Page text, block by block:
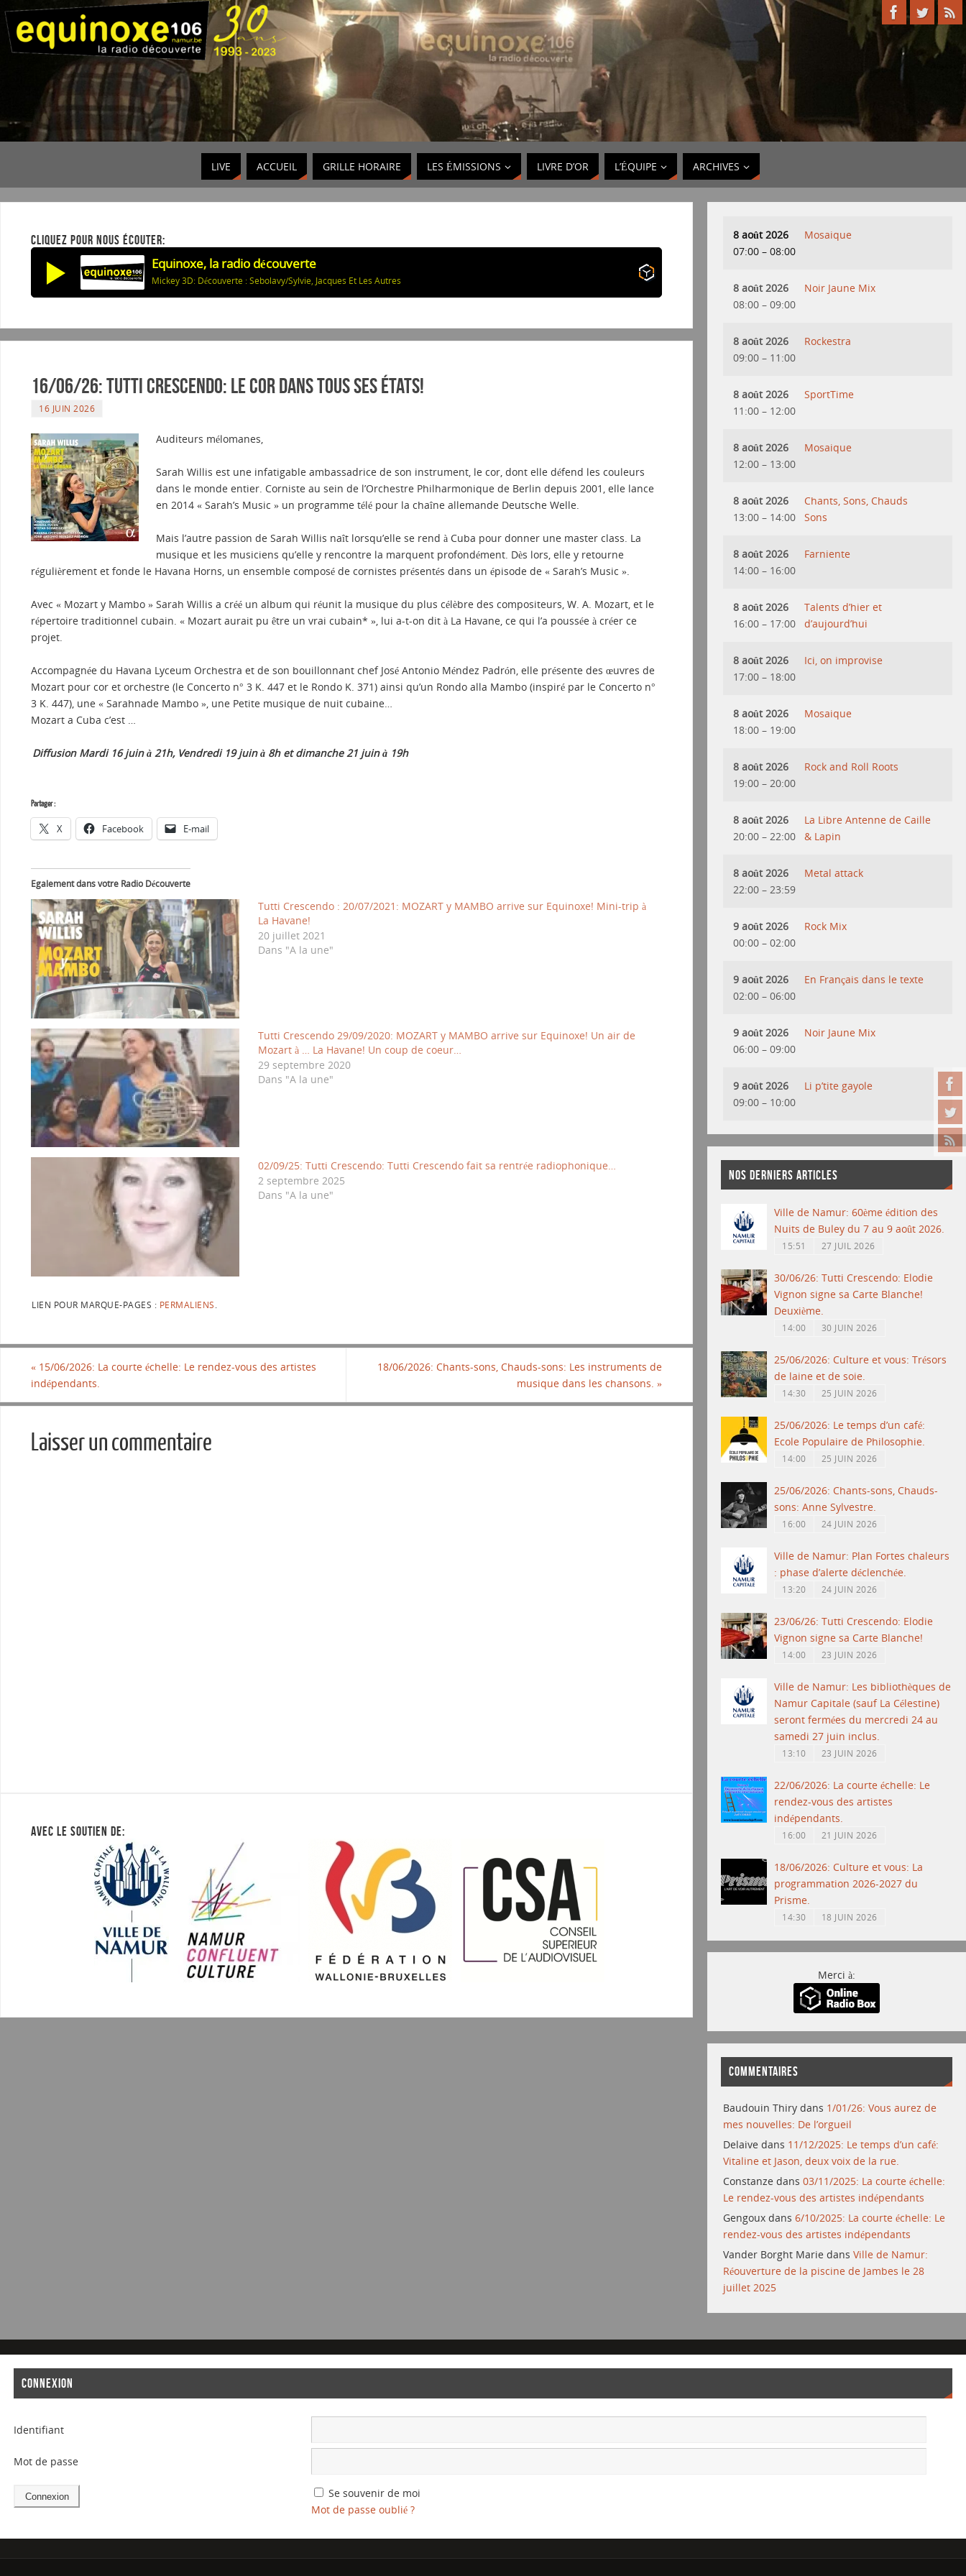
LIVE ACCUEIL GRILLE HORAIRE LES ÉMISSIONS LIVRE D’OR L’ÉQUIPE ARCHIVES
CLIQUEZ POUR NOUS ÉCOUTER:
Equinoxe, la radio découverte
Mickey 3D: Découverte : Sebolavy/Sylvie, Jacques Et Les Autres
16/06/26: Tutti Crescendo: Le cor dans tous ses états!
16 JUIN 2026
Auditeurs mélomanes,
Sarah Willis est une infatigable ambassadrice de son instrument, le cor, dont elle défend les couleurs
dans le monde entier. Corniste au sein de l’Orchestre Philharmonique de Berlin depuis 2001, elle lance
en 2014 « Sarah’s Music » un programme télé pour la chaîne allemande Deutsche Welle.
Mais l’autre passion de Sarah Willis naît lorsqu’elle se rend à Cuba pour donner une master class. La
musique et les musiciens qu’elle y rencontre la marquent profondément. Dès lors, elle y retourne
régulièrement et fonde le Havana Horns, un ensemble composé de cornistes présentés dans un épisode de « Sarah’s Music ».
Avec « Mozart y Mambo » Sarah Willis a créé un album qui réunit la musique du plus célèbre des compositeurs, W. A. Mozart, et le
répertoire traditionnel cubain. « Mozart aurait pu être un vrai cubain* », lui a-t-on dit à La Havane, ce qui l’a poussée à créer ce
projet.
Accompagnée du Havana Lyceum Orchestra et de son bouillonnant chef José Antonio Méndez Padrón, elle présente des œuvres de
Mozart pour cor et orchestre (le Concerto n° 3 K. 447 et le Rondo K. 371) ainsi qu’un Rondo alla Mambo (inspiré par le Concerto n°
3 K. 447), une « Sarahnade Mambo », une Petite musique de nuit cubaine…
Mozart a Cuba c’est …
Diffusion Mardi 16 juin à 21h, Vendredi 19 juin à 8h et dimanche 21 juin à 19h
Partager :
X Facebook E-mail
Egalement dans votre Radio Découverte
Tutti Crescendo : 20/07/2021: MOZART y MAMBO arrive sur Equinoxe! Mini-trip à
La Havane!
20 juillet 2021
Dans "A la une"
Tutti Crescendo 29/09/2020: MOZART y MAMBO arrive sur Equinoxe! Un air de
Mozart à … La Havane! Un coup de coeur…
29 septembre 2020
Dans "A la une"
02/09/25: Tutti Crescendo: Tutti Crescendo fait sa rentrée radiophonique…
2 septembre 2025
Dans "A la une"
LIEN POUR MARQUE-PAGES : PERMALIENS
« 15/06/2026: La courte échelle: Le rendez-vous des artistes
indépendants.
18/06/2026: Chants-sons, Chauds-sons: Les instruments de
musique dans les chansons. »
Laisser un commentaire
AVEC LE SOUTIEN DE:
8 août 2026
07:00 – 08:00
Mosaique
8 août 2026
08:00 – 09:00
Noir Jaune Mix
8 août 2026
09:00 – 11:00
Rockestra
8 août 2026
11:00 – 12:00
SportTime
8 août 2026
12:00 – 13:00
Mosaique
8 août 2026
13:00 – 14:00
Chants, Sons, Chauds
Sons
8 août 2026
14:00 – 16:00
Farniente
8 août 2026
16:00 – 17:00
Talents d’hier et
d’aujourd’hui
8 août 2026
17:00 – 18:00
Ici, on improvise
8 août 2026
18:00 – 19:00
Mosaique
8 août 2026
19:00 – 20:00
Rock and Roll Roots
8 août 2026
20:00 – 22:00
La Libre Antenne de Caille
& Lapin
8 août 2026
22:00 – 23:59
Metal attack
9 août 2026
00:00 – 02:00
Rock Mix
9 août 2026
02:00 – 06:00
En Français dans le texte
9 août 2026
06:00 – 09:00
Noir Jaune Mix
9 août 2026
09:00 – 10:00
Li p’tite gayole
NOS DERNIERS ARTICLES
Ville de Namur: 60ème édition des
Nuits de Buley du 7 au 9 août 2026.
15:51 27 JUIL 2026
30/06/26: Tutti Crescendo: Elodie
Vignon signe sa Carte Blanche!
Deuxième.
14:00 30 JUIN 2026
25/06/2026: Culture et vous: Trésors
de laine et de soie.
14:30 25 JUIN 2026
25/06/2026: Le temps d’un café:
Ecole Populaire de Philosophie.
14:00 25 JUIN 2026
25/06/2026: Chants-sons, Chauds-
sons: Anne Sylvestre.
16:00 24 JUIN 2026
Ville de Namur: Plan Fortes chaleurs
: phase d’alerte déclenchée.
13:20 24 JUIN 2026
23/06/26: Tutti Crescendo: Elodie
Vignon signe sa Carte Blanche!
14:00 23 JUIN 2026
Ville de Namur: Les bibliothèques de
Namur Capitale (sauf La Célestine)
seront fermées du mercredi 24 au
samedi 27 juin inclus.
13:10 23 JUIN 2026
22/06/2026: La courte échelle: Le
rendez-vous des artistes
indépendants.
16:00 21 JUIN 2026
18/06/2026: Culture et vous: La
programmation 2026-2027 du
Prisme.
14:30 18 JUIN 2026
Merci à:
COMMENTAIRES
Baudouin Thiry dans 1/01/26: Vous aurez de
mes nouvelles: De l’orgueil
Delaive dans 11/12/2025: Le temps d’un café:
Vitaline et Jason, deux voix de la rue.
Constanze dans03/11/2025: La courte échelle:
Le rendez-vous des artistes indépendants
Gengoux dans6/10/2025: La courte échelle: Le
rendez-vous des artistes indépendants
Vander Borght Marie dansVille de Namur:
Réouverture de la piscine de Jambes le 28
juillet 2025
CONNEXION
Identifiant
Mot de passe
Se souvenir de moi
Mot de passe oublié ?